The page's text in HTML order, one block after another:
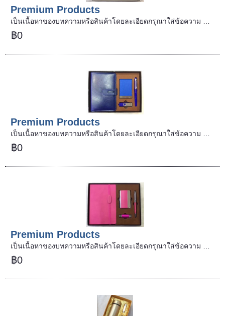
Premium Products
เป็นเนื้อหาของบทความหรือสินค้าโดยละเอียดกรุณาใส่ข้อความ …
฿0
Premium Products
เป็นเนื้อหาของบทความหรือสินค้าโดยละเอียดกรุณาใส่ข้อความ …
฿0
Premium Products
เป็นเนื้อหาของบทความหรือสินค้าโดยละเอียดกรุณาใส่ข้อความ …
฿0